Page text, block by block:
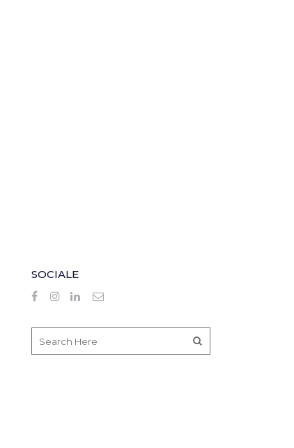
SOCIALE